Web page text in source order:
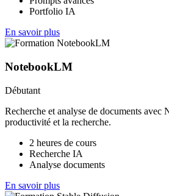
Portfolio IA
En savoir plus
NotebookLM
Débutant
Recherche et analyse de documents
productivité et la recherche.
2 heures de cours
Recherche IA
Analyse documents
En savoir plus